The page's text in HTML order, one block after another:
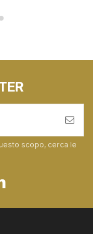
scopo, cerca le